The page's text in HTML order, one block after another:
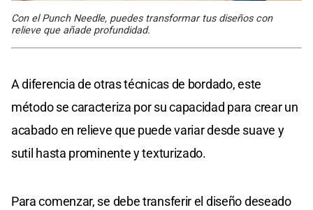
Con el Punch Needle, puedes transformar tus diseños con
relieve que añade profundidad.
A diferencia de otras técnicas de bordado, este
método se caracteriza por su capacidad para crear un
acabado en relieve que puede variar desde suave y
sutil hasta prominente y texturizado.
Para comenzar, se debe transferir el diseño deseado